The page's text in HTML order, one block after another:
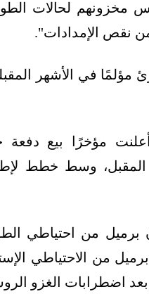
مخزونهم لحالات
نقص الإمدادات".
مؤلمًا في الأشهر
مؤخرًا بيع
المقبل، وسط خطط
الطاقة الأميركية طرح 15 مليون
المقبل، ضمن خطة بيع 180 مليون برميل